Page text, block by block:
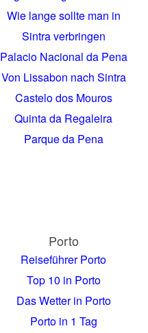
Wie lange sollte man in
Sintra verbringen
Palacio Nacional da Pena
Von Lissabon nach Sintra
Castelo dos Mouros
Quinta da Regaleira
Parque da Pena
Porto
Reiseführer Porto
Top 10 in Porto
Das Wetter in Porto
Porto in 1 Tag